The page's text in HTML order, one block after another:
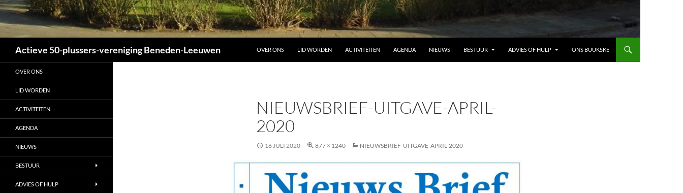
Actieve 50-plussers-vereniging Beneden-Leeuwen OVER ONS LID WORDEN ACTIVITEITEN AGENDA NIEUWS BESTUUR ADVIES OF HULP ONS BUUKSKE
NIEUWSBRIEF-UITGAVE-APRIL-
2020
16 JULI 2020 877 × 1240 NIEUWSBRIEF-UITGAVE-APRIL-2020
OVER ONS
LID WORDEN
ACTIVITEITEN
AGENDA
NIEUWS
BESTUUR
ADVIES OF HULP